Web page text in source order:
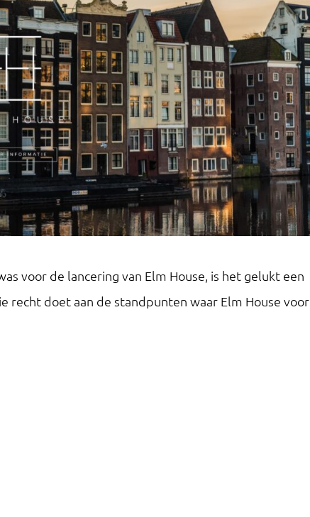
voor de lancering van Elm House, is het gelukt een
doet aan de standpunten waar Elm House voor